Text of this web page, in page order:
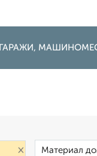
ГАРАЖИ,
×